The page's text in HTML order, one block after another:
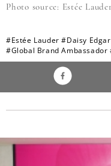
Photo source: Estée Lauder
#Estée Lauder #Daisy
#Global Brand Ambassador